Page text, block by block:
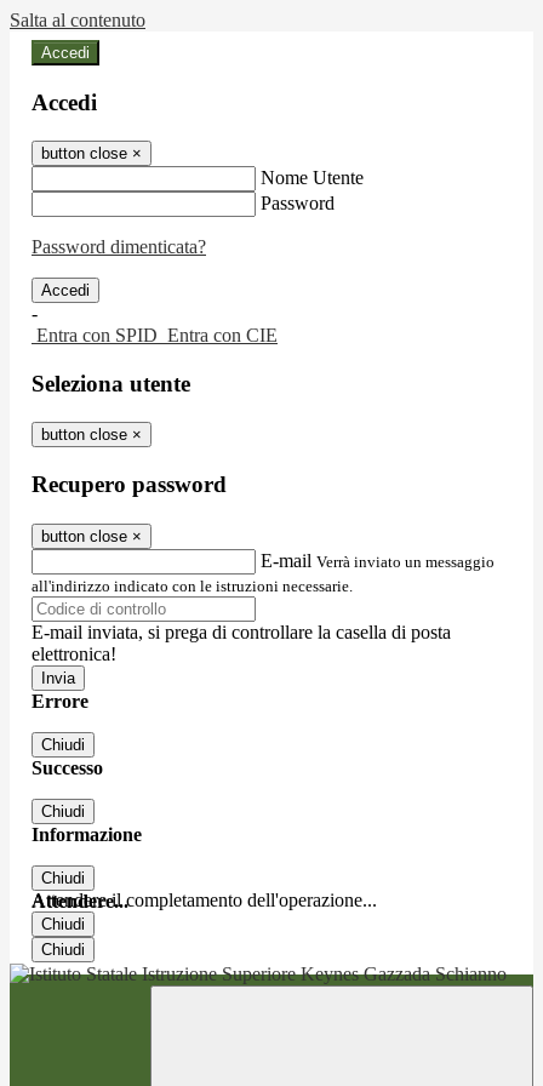
Salta al contenuto
Accedi
Accedi
button close ×
Nome Utente
Password
Password dimenticata?
-
Entra con SPID Entra con CIE
Seleziona utente
button close ×
Recupero password
button close ×
E-mail Verrà inviato un messaggio
all'indirizzo indicato con le istruzioni necessarie.
E-mail inviata, si prega di controllare la casella di posta
elettronica!
Errore
Chiudi
Successo
Chiudi
Informazione
Chiudi
Attendere...
Attendere il completamento dell'operazione...
Chiudi
Chiudi